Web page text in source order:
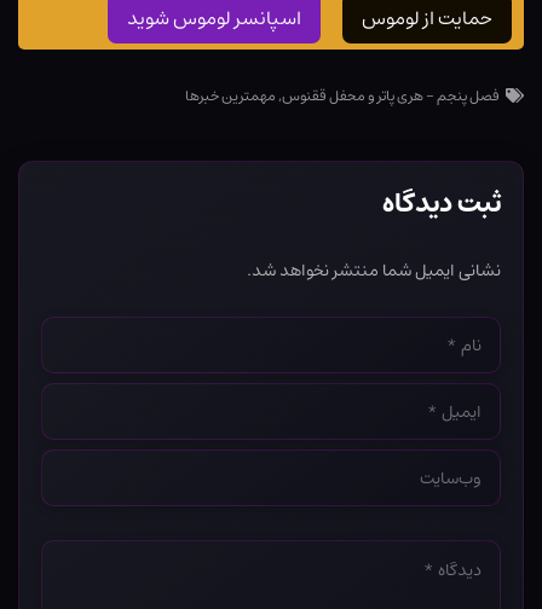
حمایت از لوموس اسپانسر لوموس شوید
فصل پنجم - هری پاتر و محفل ققنوس,مهمترین خبرها
ثبت دیدگاه
نشانی ایمیل شما منتشر نخواهد شد.
نام
*
ایمیل
*
وب‌سایت
*
دیدگاه